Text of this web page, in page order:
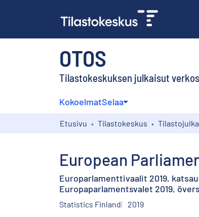
OTOS
Tilastokeskuksen julkaisut
KokoelmatSelaa
Etusivu Tilastokeskus
European
Europarlamenttivaalit 2019,
Europaparlamentsvalet 2019,
Statistics Finland 2019